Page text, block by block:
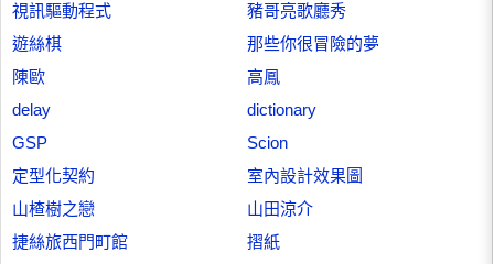
視訊驅動程式
豬哥亮歌廳秀
遊絲棋
那些你很冒險的夢
陳歐
高鳳
delay
dictionary
GSP
Scion
定型化契約
室內設計效果圖
山楂樹之戀
山田涼介
捷絲旅西門町館
摺紙